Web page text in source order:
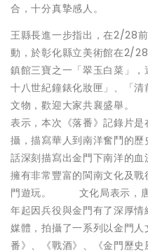
合，十分真摯感人。
王縣長進一步指出，在2/28
動，於彰化縣立美術館在2/
鎮館三寶之一「翠玉白菜」
十八世紀鐘錶化妝匣」、「
文物，歡迎大家共襄盛舉
表示，本次《落番》記錄片
攝，描寫華人到南洋奮鬥的
話深刻描寫出金門下南洋的
擁有非常豐富的閩南文化及
門遊玩。 文化局表示，唐
年起因兵役與金門有了深厚
媒體，拍攝了一系列以金門
番》、《戰酒》、《金門歷